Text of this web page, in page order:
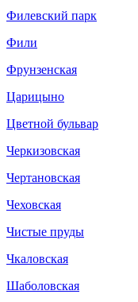
Филевский парк
Фили
Фрунзенская
Царицыно
Цветной бульвар
Черкизовская
Чертановская
Чеховская
Чистые пруды
Чкаловская
Шаболовская